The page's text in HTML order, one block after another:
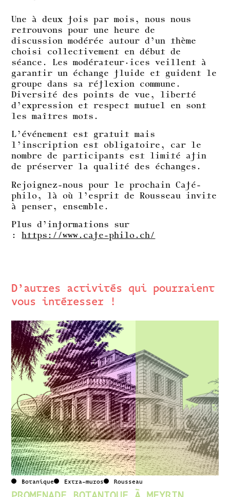
Une à deux fois par mois, nous nous
retrouvons pour une heure de
discussion modérée autour d’un thème
choisi collectivement en début de
séance. Les modérateur·ices veillent à
garantir un échange fluide et guident le
groupe dans sa réflexion commune.
Diversité des points de vue, liberté
d’expression et respect mutuel en sont
les maîtres mots.
L’événement est gratuit mais
l’inscription est obligatoire, car le
nombre de participants est limité afin
de préserver la qualité des échanges.
Rejoignez-nous pour le prochain Café-
philo, là où l’esprit de Rousseau invite
à penser, ensemble.
Plus d’informations sur
:https://www.cafe-philo.ch/
D’autres activités qui pourraient
vous intéresser !
Botanique Extra-muros Rousseau